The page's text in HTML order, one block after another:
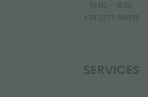
14:00 - 18:30
+39 0376 960311
SERVICES